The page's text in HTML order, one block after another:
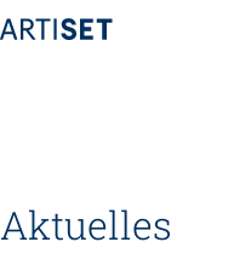
Aktuelles